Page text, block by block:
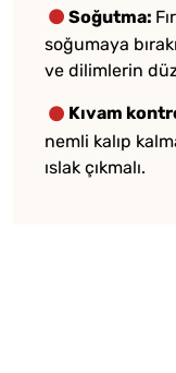
Soğutma:
soğumaya
ve dilimlerin
Kıvam
nemli kalıp
ıslak çıkmalı.